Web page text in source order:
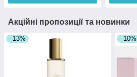
Акційні пропозиції та новинки
–13% –10%